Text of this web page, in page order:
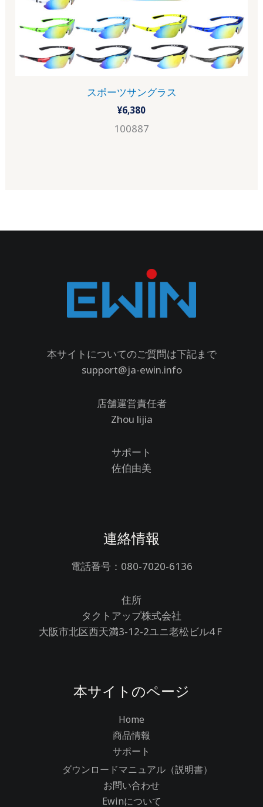
スポーツサングラス
¥6,380
100887
本サイトについてのご質問は下記まで
support@ja-ewin.info
店舗運営責任者
Zhou lijia
サポート
佐伯由美
連絡情報
電話番号：080-7020-6136
住所
タクトアップ株式会社
大阪市北区西天満3-12-2ユニ老松ビル4Ｆ
本サイトのページ
Home
商品情報
サポート
ダウンロードマニュアル（説明書）
お問い合わせ
Ewinについて